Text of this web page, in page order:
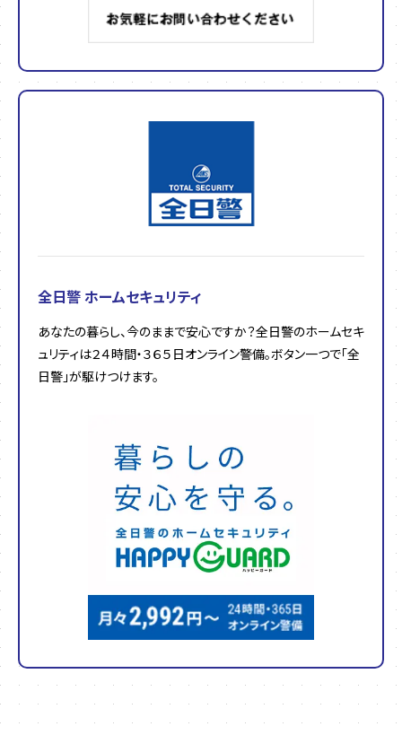
全日警 ホームセキュリティ
あなたの暮らし、今のままで安心ですか？全日警のホームセキ
ュリティは２４時間・３６５日オンライン警備。ボタン一つで「全
日警」が駆けつけます。